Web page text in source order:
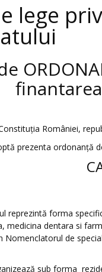
lege
României,
prezenta ordonanţă
reprezintă forma
medicina dentara si
Nomenclatorul de
sub forma